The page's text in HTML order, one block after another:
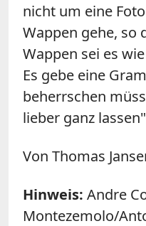
nicht um eine
Wappen gehe, so
Wappen sei es
Es gebe eine
beherrschen
lieber ganz
Von Thomas
Hinweis: Andre
Montezemolo/